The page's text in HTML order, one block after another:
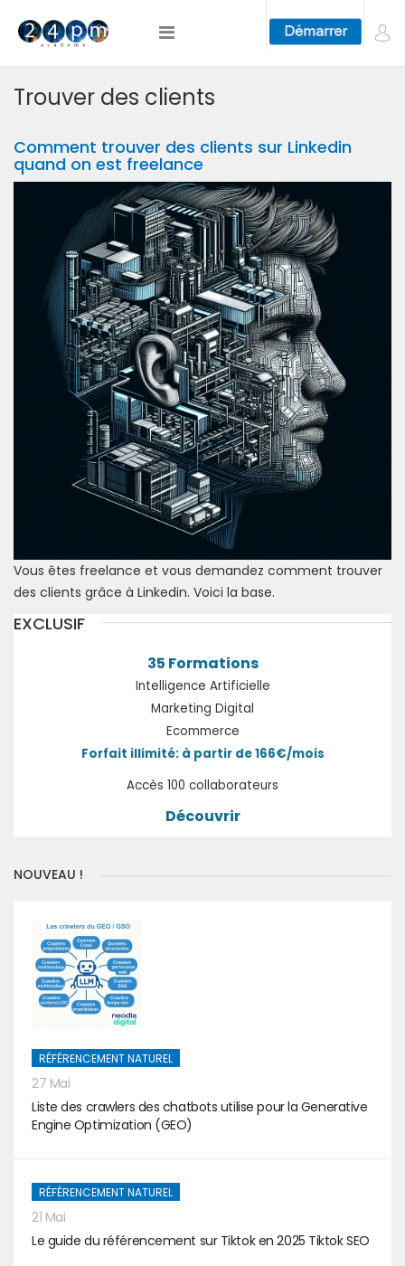
Trouver des clients
Comment trouver des clients sur Linkedin
quand on est freelance
Vous êtes freelance et vous demandez comment trouver
des clients grâce à Linkedin. Voici la base.
EXCLUSIF
35 Formations
Intelligence Artificielle
Marketing Digital
Ecommerce
Forfait illimité: à partir de 166€/mois
Accès 100 collaborateurs
Découvrir
NOUVEAU !
RÉFÉRENCEMENT NATUREL
27 Mai
Liste des crawlers des chatbots utilise pour la Generative
Engine Optimization (GEO)
RÉFÉRENCEMENT NATUREL
21 Mai
Le guide du référencement sur Tiktok en 2025 Tiktok SEO